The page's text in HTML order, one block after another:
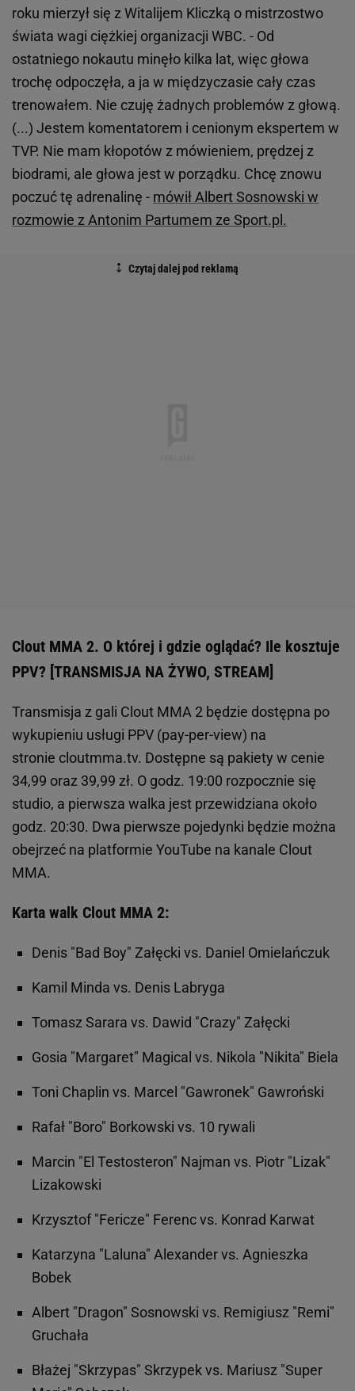
roku mierzył się z Witalijem Kliczką o mistrzostwo
świata wagi ciężkiej organizacji WBC. - Od
ostatniego nokautu minęło kilka lat, więc głowa
trochę odpoczęła, a ja w międzyczasie cały czas
trenowałem. Nie czuję żadnych problemów z głową.
(...) Jestem komentatorem i cenionym ekspertem w
TVP. Nie mam kłopotów z mówieniem, prędzej z
biodrami, ale głowa jest w porządku. Chcę znowu
poczuć tę adrenalinę - mówił Albert Sosnowski w
rozmowie z Antonim Partumem ze Sport.pl.
Clout MMA 2. O której i gdzie oglądać? Ile kosztuje
PPV? [TRANSMISJA NA ŻYWO, STREAM]
Transmisja z gali Clout MMA 2 będzie dostępna po
wykupieniu usługi PPV (pay-per-view) na
stronie cloutmma.tv. Dostępne są pakiety w cenie
34,99 oraz 39,99 zł. O godz. 19:00 rozpocznie się
studio, a pierwsza walka jest przewidziana około
godz. 20:30. Dwa pierwsze pojedynki będzie można
obejrzeć na platformie YouTube na kanale Clout
MMA.
Karta walk Clout MMA 2:
Denis "Bad Boy" Załęcki vs. Daniel Omielańczuk
Kamil Minda vs. Denis Labryga
Tomasz Sarara vs. Dawid "Crazy" Załęcki
Gosia "Margaret" Magical vs. Nikola "Nikita" Biela
Toni Chaplin vs. Marcel "Gawronek" Gawroński
Rafał "Boro" Borkowski vs. 10 rywali
Marcin "El Testosteron" Najman vs. Piotr "Lizak"
Lizakowski
Krzysztof "Fericze" Ferenc vs. Konrad Karwat
Katarzyna "Laluna" Alexander vs. Agnieszka
Bobek
Albert "Dragon" Sosnowski vs. Remigiusz "Remi"
Gruchała
Błażej "Skrzypas" Skrzypek vs. Mariusz "Super